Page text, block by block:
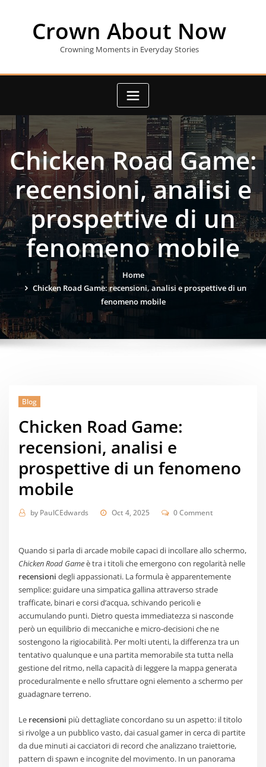
Crown About Now
Crowning Moments in Everyday Stories
Chicken Road Game:
recensioni, analisi e
prospettive di un
fenomeno mobile
Home
Chicken Road Game: recensioni, analisi e prospettive di un
fenomeno mobile
Blog
Chicken Road Game:
recensioni, analisi e
prospettive di un fenomeno
mobile
by PaulCEdwards Oct 4, 2025 0 Comment
Quando si parla di arcade mobile capaci di incollare allo schermo,
Chicken Road Gameè tra i titoli che emergono con regolarità nelle
recensioni degli appassionati. La formula è apparentemente
semplice: guidare una simpatica gallina attraverso strade
trafficate, binari e corsi d’acqua, schivando pericoli e
accumulando punti. Dietro questa immediatezza si nasconde
però un equilibrio di meccaniche e micro-decisioni che ne
sostengono la rigiocabilità. Per molti utenti, la differenza tra un
tentativo qualunque e una partita memorabile sta tutta nella
gestione del ritmo, nella capacità di leggere la mappa generata
proceduralmente e nello sfruttare ogni elemento a schermo per
guadagnare terreno.
Le recensioni più dettagliate concordano su un aspetto: il titolo
si rivolge a un pubblico vasto, dai casual gamer in cerca di partite
da due minuti ai cacciatori di record che analizzano traiettorie,
pattern di spawn e incognite del movimento. In un panorama